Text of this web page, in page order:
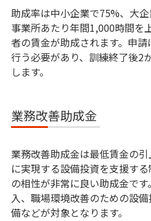
助成率は中小企業で75%、大
事業所あたり年間1,000時間を
者の賃金が助成されます。申
行う必要があり、訓練終了後2
します。
業務改善助成金
業務改善助成金は最低賃金の
に実現する設備投資を支援す
の相性が非常に良い助成金で
入、職場環境改善のための設
備などが対象となります。